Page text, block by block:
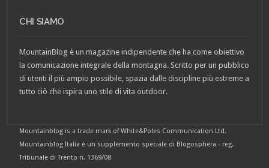
CHI SIAMO
MountainBlog è un magazine indipendente che ha come obiettivo
la comunicazione integrale della montagna. Scritto per un pubblico
di utenti il più ampio possibile, spazia dalle discipline più estreme a
tutto ciò che ispira uno stile di vita outdoor.
Mountainblog is a trade mark of White&Poles Communication Ltd.
Mountainblog Italia è un supplemento speciale di Blogosphera - reg.
Tribunale di Trento n. 1369/08